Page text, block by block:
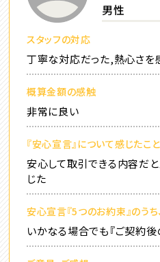
男性
スタッフの対応
丁寧な対応だった,熱心さを
概算金額の感触
非常に良い
『安心宣言』について感じたこと
安心して取引できる内容だ
じた
安心宣言『5つのお約束』のう
いかなる場合でも『ご契約